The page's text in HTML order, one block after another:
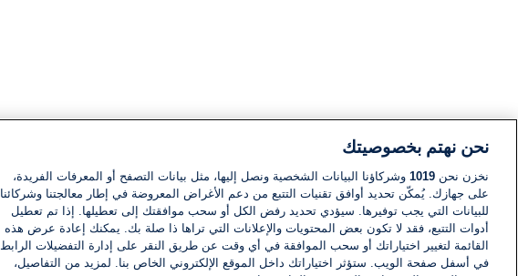
نحن نهتم بخصوصيتك
نخزن نحن 1019 وشركاؤنا البيانات الشخصية ونصل إليها، مثل بيانات التصفح أو المعرفات الفريدة،
على جهازك. يُمكّن تحديد أوافق تقنيات التتبع من دعم الأغراض المعروضة في إطار معالجتنا وشركائنا
للبيانات التي يجب توفيرها. سيؤدي تحديد رفض الكل أو سحب موافقتك إلى تعطيلها. إذا تم تعطيل
أدوات التتبع، فقد لا تكون بعض المحتويات والإعلانات التي تراها ذا صلة بك. يمكنك إعادة عرض هذه
القائمة لتغيير اختياراتك أو سحب الموافقة في أي وقت عن طريق النقر على إدارة التفضيلات الرابط
في أسفل صفحة الويب. ستؤثر اختياراتك داخل الموقع الإلكتروني الخاص بنا. لمزيد من التفاصيل،